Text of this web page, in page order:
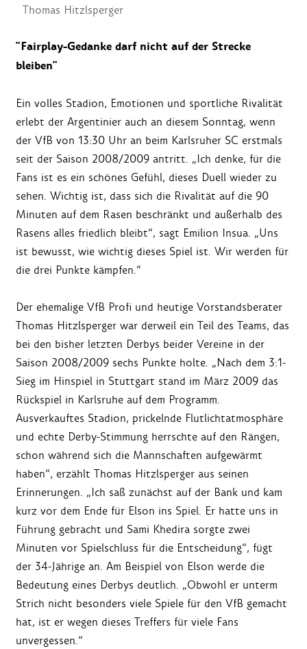
Thomas Hitzlsperger
"Fairplay-Gedanke darf nicht auf der Strecke
bleiben"
Ein volles Stadion, Emotionen und sportliche Rivalität
erlebt der Argentinier auch an diesem Sonntag, wenn
der VfB von 13:30 Uhr an beim Karlsruher SC erstmals
seit der Saison 2008/2009 antritt. „Ich denke, für die
Fans ist es ein schönes Gefühl, dieses Duell wieder zu
sehen. Wichtig ist, dass sich die Rivalität auf die 90
Minuten auf dem Rasen beschränkt und außerhalb des
Rasens alles friedlich bleibt“, sagt Emilion Insua. „Uns
ist bewusst, wie wichtig dieses Spiel ist. Wir werden für
die drei Punkte kämpfen.“
Der ehemalige VfB Profi und heutige Vorstandsberater
Thomas Hitzlsperger war derweil ein Teil des Teams, das
bei den bisher letzten Derbys beider Vereine in der
Saison 2008/2009 sechs Punkte holte. „Nach dem 3:1-
Sieg im Hinspiel in Stuttgart stand im März 2009 das
Rückspiel in Karlsruhe auf dem Programm.
Ausverkauftes Stadion, prickelnde Flutlichtatmosphäre
und echte Derby-Stimmung herrschte auf den Rängen,
schon während sich die Mannschaften aufgewärmt
haben“, erzählt Thomas Hitzlsperger aus seinen
Erinnerungen. „Ich saß zunächst auf der Bank und kam
kurz vor dem Ende für Elson ins Spiel. Er hatte uns in
Führung gebracht und Sami Khedira sorgte zwei
Minuten vor Spielschluss für die Entscheidung“, fügt
der 34-Jährige an. Am Beispiel von Elson werde die
Bedeutung eines Derbys deutlich. „Obwohl er unterm
Strich nicht besonders viele Spiele für den VfB gemacht
hat, ist er wegen dieses Treffers für viele Fans
unvergessen.“